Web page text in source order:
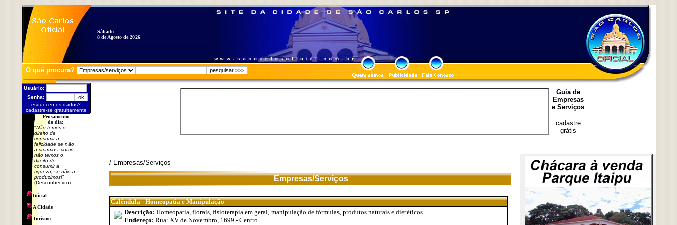
Sábado
8 de Agosto de 2026
O quê procura?
Usuário:
Senha:
esqueceu os dados?
cadastre-se gratuitamente
Pensamento
do dia:
"Não temos o
direito de
consumir a
felicidade se não
a criarmos: como
não temos o
direito de
consumir a
riqueza, se não a
produzimos!"
(Desconhecido)
Inicial
A Cidade
Turismo
Guia de
Empresas
e Serviços
cadastre
grátis
/ Empresas/Serviços
Empresas/Serviços
Calêndula - Homeopatia e Manipulação
Descrição: Homeopatia, florais, fisioterapia em geral, manipulação de fórmulas, produtos naturais e dietéticos.
Endereço: Rua: XV de Novembro, 1699 - Centro